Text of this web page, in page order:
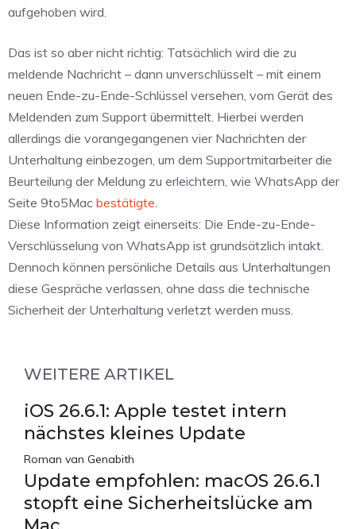
aufgehoben wird.
Das ist so aber nicht richtig: Tatsächlich wird die zu
meldende Nachricht – dann unverschlüsselt – mit einem
neuen Ende-zu-Ende-Schlüssel versehen, vom Gerät des
Meldenden zum Support übermittelt. Hierbei werden
allerdings die vorangegangenen vier Nachrichten der
Unterhaltung einbezogen, um dem Supportmitarbeiter die
Beurteilung der Meldung zu erleichtern, wie WhatsApp der
Seite 9to5Mac bestätigte.
Diese Information zeigt einerseits: Die Ende-zu-Ende-
Verschlüsselung von WhatsApp ist grundsätzlich intakt.
Dennoch können persönliche Details aus Unterhaltungen
diese Gespräche verlassen, ohne dass die technische
Sicherheit der Unterhaltung verletzt werden muss.
WEITERE ARTIKEL
iOS 26.6.1: Apple testet intern
nächstes kleines Update
Roman van Genabith
Update empfohlen: macOS 26.6.1
stopft eine Sicherheitslücke am